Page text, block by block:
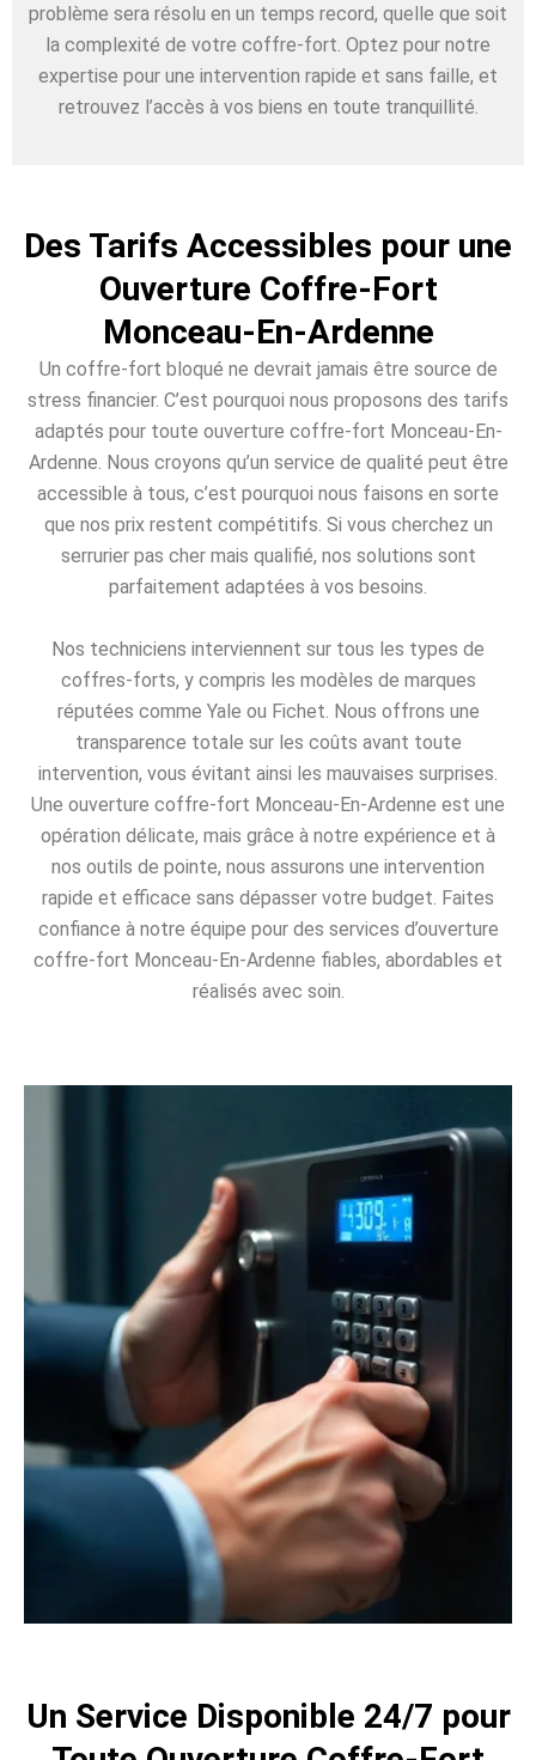
problème sera résolu en un temps record, quelle que soit
la complexité de votre coffre-fort. Optez pour notre
expertise pour une intervention rapide et sans faille, et
retrouvez l’accès à vos biens en toute tranquillité.
Des Tarifs Accessibles pour une
Ouverture Coffre-Fort
Monceau-En-Ardenne
Un coffre-fort bloqué ne devrait jamais être source de
stress financier. C’est pourquoi nous proposons des tarifs
adaptés pour toute ouverture coffre-fort Monceau-En-
Ardenne. Nous croyons qu’un service de qualité peut être
accessible à tous, c’est pourquoi nous faisons en sorte
que nos prix restent compétitifs. Si vous cherchez un
serrurier pas cher mais qualifié, nos solutions sont
parfaitement adaptées à vos besoins.
Nos techniciens interviennent sur tous les types de
coffres-forts, y compris les modèles de marques
réputées comme Yale ou Fichet. Nous offrons une
transparence totale sur les coûts avant toute
intervention, vous évitant ainsi les mauvaises surprises.
Une ouverture coffre-fort Monceau-En-Ardenne est une
opération délicate, mais grâce à notre expérience et à
nos outils de pointe, nous assurons une intervention
rapide et efficace sans dépasser votre budget. Faites
confiance à notre équipe pour des services d’ouverture
coffre-fort Monceau-En-Ardenne fiables, abordables et
réalisés avec soin.
Un Service Disponible 24/7 pour